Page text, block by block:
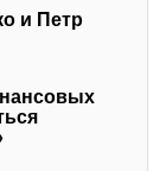
и Петр